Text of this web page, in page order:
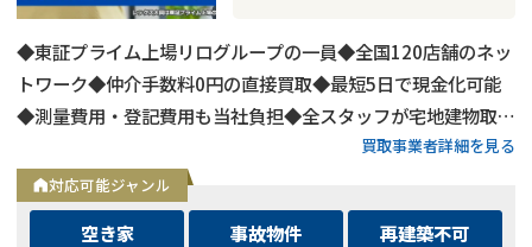
◆東証プライム上場リログループの一員◆全国120店舗のネッ
トワーク◆仲介手数料0円の直接買取◆最短5日で現金化可能
◆測量費用・登記費用も当社負担◆全スタッフが宅地建物取引
士◆空き家・相続・再建築不可も対応◆買取保証制度で確実な
現金化
買取事業者詳細を見る
対応可能ジャンル
空き家 事故物件
再建築不可